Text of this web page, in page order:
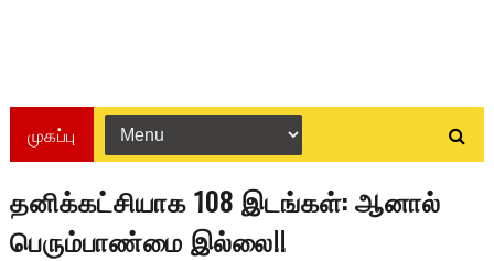
முகப்பு
தனிக்கட்சியாக 108 இடங்கள்: ஆனால்
பெரும்பாண்மை இல்லை!!